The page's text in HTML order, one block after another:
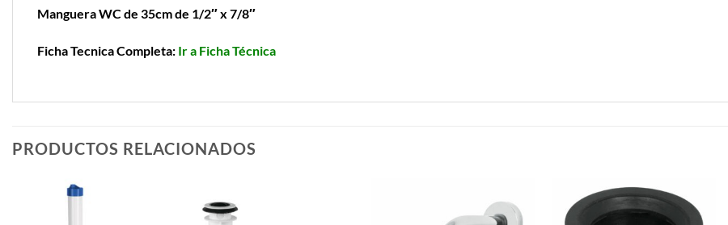
Manguera WC de 35cm de 1/2″ x 7/8″
Ficha Tecnica Completa: Ir a Ficha Técnica
PRODUCTOS RELACIONADOS